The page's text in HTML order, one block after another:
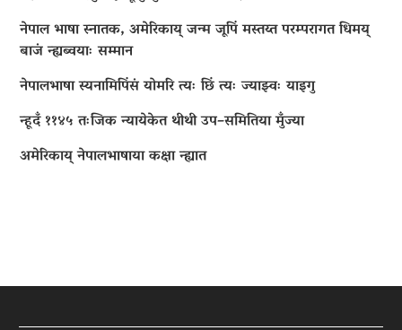
नेपाल भाषा स्नातक, अमेरिकाय् जन्म जूपिं मस्तय्त परम्परागत धिमय्
बाजं न्ह्यब्वयाः सम्मान
नेपालभाषा स्यनामिपिंसं योमरि त्यः छिं त्यः ज्याझ्वः याइगु
न्हूदँ ११४५ तःजिक न्यायेकेत थीथी उप–समितिया मुँज्या
अमेरिकाय् नेपालभाषाया कक्षा न्ह्यात